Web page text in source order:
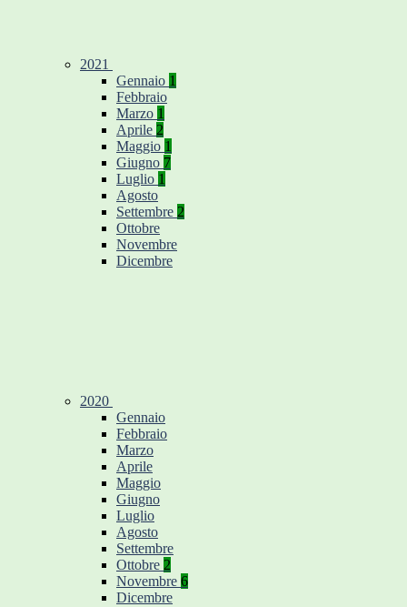
2021
Gennaio 1
Febbraio
Marzo 1
Aprile 2
Maggio 1
Giugno 7
Luglio 1
Agosto
Settembre 2
Ottobre
Novembre
Dicembre
2020
Gennaio
Febbraio
Marzo
Aprile
Maggio
Giugno
Luglio
Agosto
Settembre
Ottobre 2
Novembre 6
Dicembre